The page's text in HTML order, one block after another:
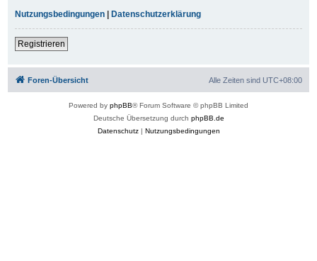
Nutzungsbedingungen| Datenschutzerklärung
Registrieren
Foren-Übersicht Alle Zeiten sind UTC+08:00
Powered by phpBB® Forum Software © phpBB Limited
Deutsche Übersetzung durch phpBB.de
Datenschutz| Nutzungsbedingungen